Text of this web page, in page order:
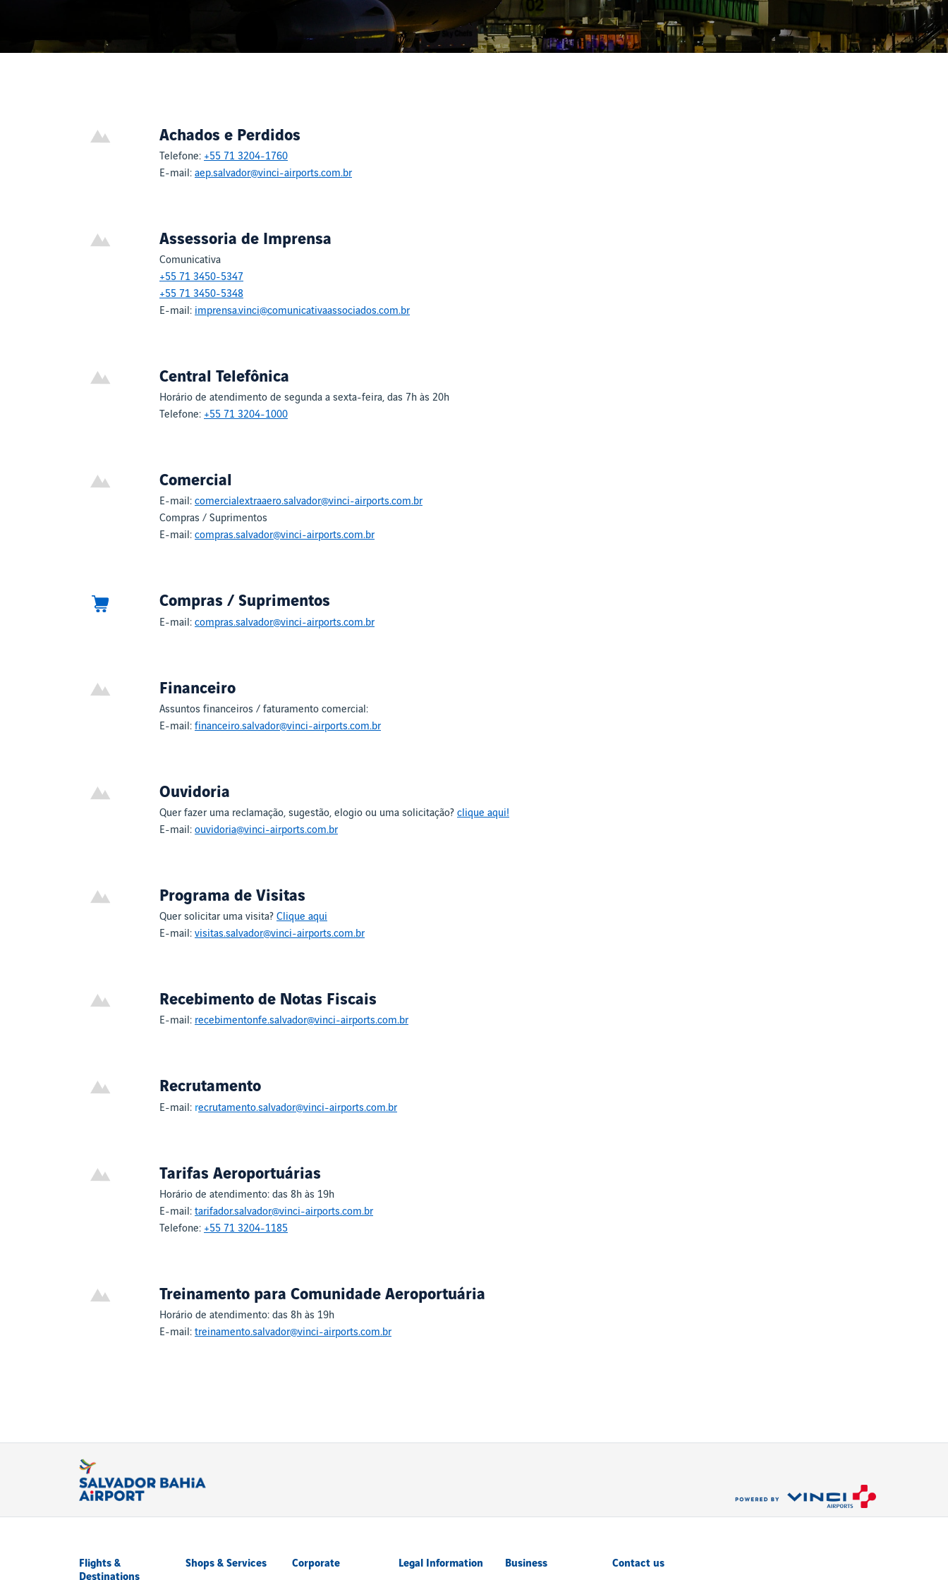
Achados e Perdidos
Telefone: +55 71 3204-1760
E-mail: aep.salvador@vinci-airports.com.br
Assessoria de Imprensa
Comunicativa
+55 71 3450-5347
+55 71 3450-5348
E-mail: imprensa.vinci@comunicativaassociados.com.br
Central Telefônica
Horário de atendimento de segunda a sexta-feira, das 7h às 20h
Telefone: +55 71 3204-1000
Comercial
E-mail: comercialextraaero.salvador@vinci-airports.com.br
Compras / Suprimentos
E-mail: compras.salvador@vinci-airports.com.br
Compras / Suprimentos
E-mail: compras.salvador@vinci-airports.com.br
Financeiro
Assuntos financeiros / faturamento comercial:
E-mail: financeiro.salvador@vinci-airports.com.br
Ouvidoria
Quer fazer uma reclamação, sugestão, elogio ou uma solicitação? clique aqui!
E-mail: ouvidoria@vinci-airports.com.br
Programa de Visitas
Quer solicitar uma visita? Clique aqui
E-mail: visitas.salvador@vinci-airports.com.br
Recebimento de Notas Fiscais
E-mail: recebimentonfe.salvador@vinci-airports.com.br
Recrutamento
E-mail: recrutamento.salvador@vinci-airports.com.br
Tarifas Aeroportuárias
Horário de atendimento: das 8h às 19h
E-mail: tarifador.salvador@vinci-airports.com.br
Telefone: +55 71 3204-1185
Treinamento para Comunidade Aeroportuária
Horário de atendimento: das 8h às 19h
E-mail: treinamento.salvador@vinci-airports.com.br
Flights &
Destinations
Shops & Services Corporate Legal Information Business Contact us